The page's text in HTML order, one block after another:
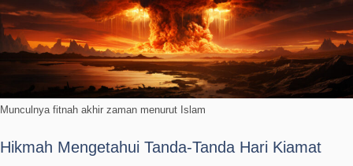
Munculnya fitnah akhir zaman menurut Islam
Hikmah Mengetahui Tanda-Tanda Hari Kiamat